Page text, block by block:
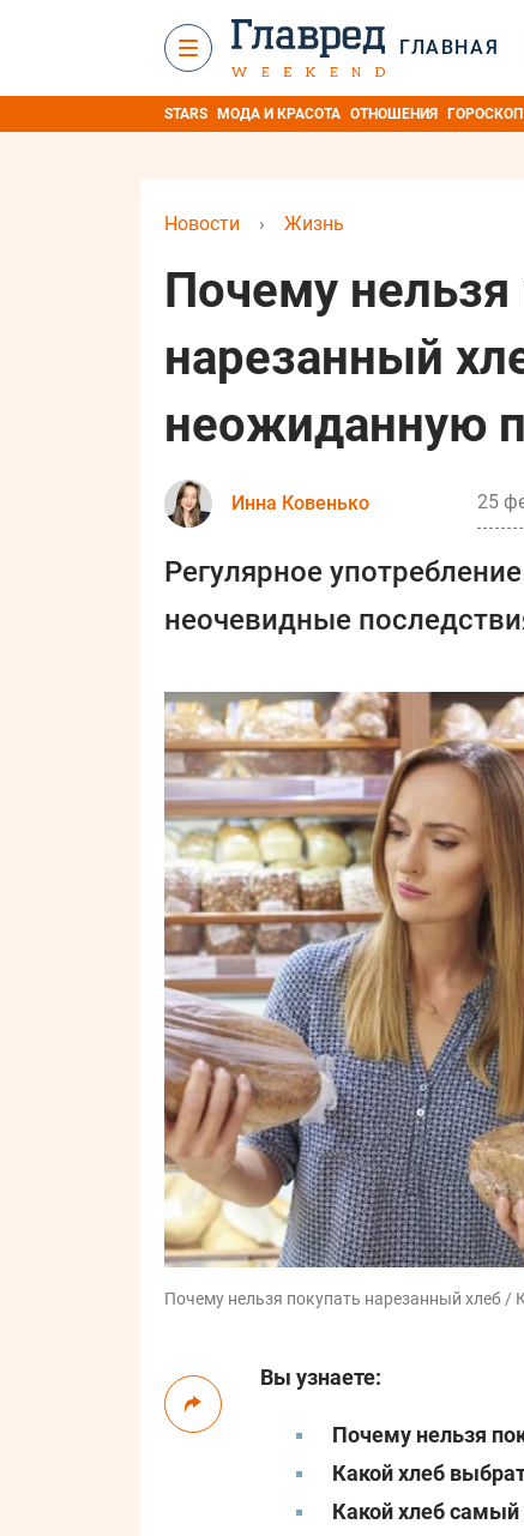
ГЛАВНАЯ
STARS МОДА И КРАСОТА ОТНОШЕНИЯ ГОРОСКОП
Новости › Жизнь
Почему нельзя
нарезанный
неожиданную
Инна Ковенько 25
Регулярное
неочевидные
Почему нельзя покупать нарезанный хлеб /
Вы узнаете:
Почему нельзя
Какой хлеб
Какой хлеб